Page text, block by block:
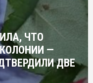
ЧТО
—
ДВЕ